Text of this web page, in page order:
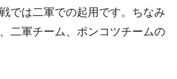
では二軍での起用です。ちなみ
二軍チーム、ポンコツチームの